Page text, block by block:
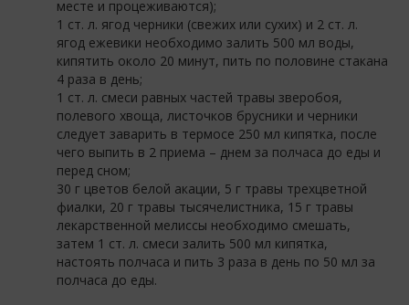
месте и процеживаются);
1 ст. л. ягод черники (свежих или сухих) и 2 ст. л.
ягод ежевики необходимо залить 500 мл воды,
кипятить около 20 минут, пить по половине стакана
4 раза в день;
1 ст. л. смеси равных частей травы зверобоя,
полевого хвоща, листочков брусники и черники
следует заварить в термосе 250 мл кипятка, после
чего выпить в 2 приема – днем за полчаса до еды и
перед сном;
30 г цветов белой акации, 5 г травы трехцветной
фиалки, 20 г травы тысячелистника, 15 г травы
лекарственной мелиссы необходимо смешать,
затем 1 ст. л. смеси залить 500 мл кипятка,
настоять полчаса и пить 3 раза в день по 50 мл за
полчаса до еды.